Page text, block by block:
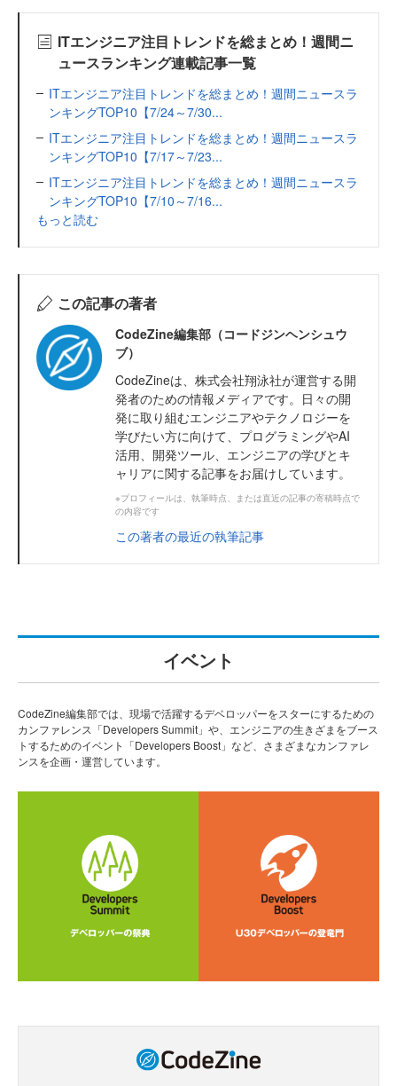
ITエンジニア注目トレンドを総まとめ！週間ニ
ュースランキング連載記事一覧
ITエンジニア注目トレンドを総まとめ！週間ニュースラ
ンキングTOP10【7/24～7/30...
ITエンジニア注目トレンドを総まとめ！週間ニュースラ
ンキングTOP10【7/17～7/23...
ITエンジニア注目トレンドを総まとめ！週間ニュースラ
ンキングTOP10【7/10～7/16...
もっと読む
この記事の著者
CodeZine編集部（コードジンヘンシュウ
ブ）
CodeZineは、株式会社翔泳社が運営する開
発者のための情報メディアです。日々の開
発に取り組むエンジニアやテクノロジーを
学びたい方に向けて、プログラミングやAI
活用、開発ツール、エンジニアの学びとキ
ャリアに関する記事をお届けしています。
※プロフィールは、執筆時点、または直近の記事の寄稿時点で
の内容です
この著者の最近の執筆記事
イベント
CodeZine編集部では、現場で活躍するデベロッパーをスターにするための
カンファレンス「Developers Summit」や、エンジニアの生きざまをブース
トするためのイベント「Developers Boost」など、さまざまなカンファレ
ンスを企画・運営しています。